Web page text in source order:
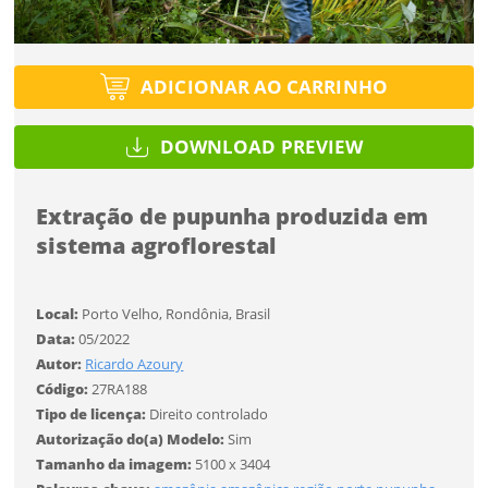
ADICIONAR AO CARRINHO
DOWNLOAD PREVIEW
Extração de pupunha produzida em
sistema agroflorestal
Local: Porto Velho, Rondônia, Brasil
Data:05/2022
Autor: Ricardo Azoury
Código:27RA188
Tipo de licença: Direito controlado
Autorização do(a) Modelo:Sim
Tamanho da imagem: 5100 x 3404
Tipo de projeto
Formato
Tamanho
Título do projeto
Tipo de projeto
Utilização
Formato
Tamanho
Esqueci a senha
Você ainda não tem conta?
CADASTRE-SE
ENTRAR
Desejo receber novidades sobre a Pulsar Imagens
Tipo de projeto
Selecione
Utilização
Tamanho